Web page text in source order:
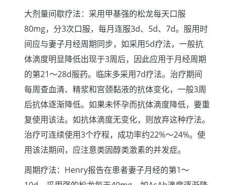
大剂量间歇疗法：采用甲基强的松龙每天口服
80mg，分3次口服，每月连服3d、5d、7d。服用时
间应与妻子月经周期同步，如采用5d疗法，一般抗
体滴度明显降低出现于3周后，因此应用于月经周期
的第21～28d服药。临床多采用7d疗法。治疗期间
每周查血清、精浆和宫颈黏液的抗体变化，一般3周
后抗体逐渐降低。如果未怀孕而抗体滴度降低，要重
复使用该法。如抗体滴度无变化，则放弃这种疗法。
治疗可连续使用3个疗程，成功率约22%～24%。使
用该法期间，应注意类固醇类激素的并发症。
周期疗法：Henry报告在患者妻子月经的第1～